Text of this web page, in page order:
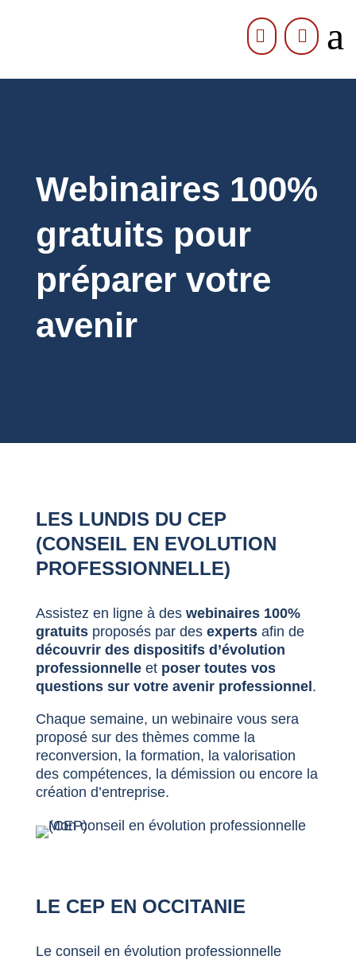
  a
Webinaires 100%
gratuits pour
préparer votre
avenir
LES LUNDIS DU CEP
(CONSEIL EN EVOLUTION
PROFESSIONNELLE)
Assistez en ligne à des webinaires 100%
gratuitsproposés par des expertsafin de
découvrir des dispositifs d’évolution
professionnelleet poser toutes vos
questions sur votre avenir professionnel .
Chaque semaine, un webinaire vous sera
proposé sur des thèmes comme la
reconversion, la formation, la valorisation
des compétences, la démission ou encore la
création d’entreprise.
LE CEP EN OCCITANIE
Le conseil en évolution professionnelle